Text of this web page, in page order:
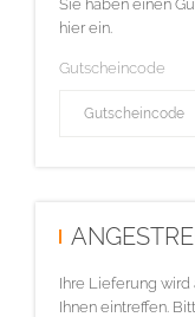
Sie haben einen
hier ein.
Gutscheincode
Ihre Lieferung wird
Ihnen eintreffen.